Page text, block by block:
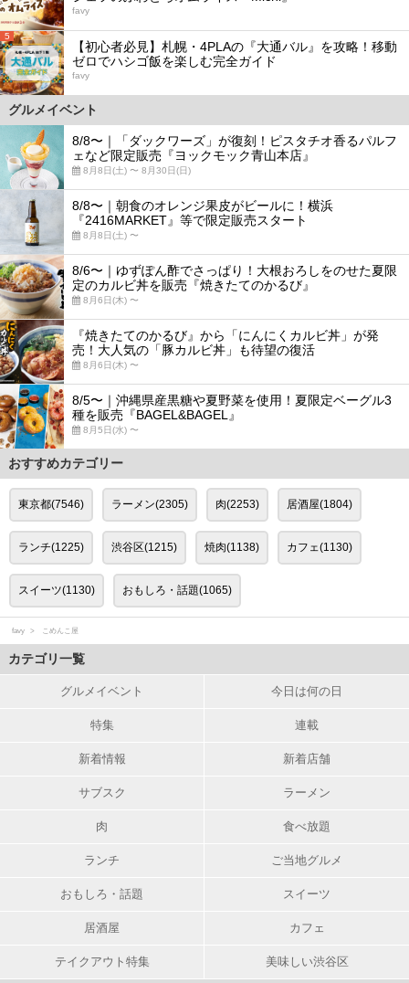
favy
5
【初心者必見】札幌・4PLAの『大通バル』を攻略！移動
ゼロでハシゴ飯を楽しむ完全ガイド
favy
グルメイベント
8/8〜｜「ダックワーズ」が復刻！ピスタチオ香るパルフ
ェなど限定販売『ヨックモック青山本店』
8月8日(土) 〜 8月30日(日)
8/8〜｜朝食のオレンジ果皮がビールに！横浜
『2416MARKET』等で限定販売スタート
8月8日(土) 〜
8/6〜｜ゆずぽん酢でさっぱり！大根おろしをのせた夏限
定のカルビ丼を販売『焼きたてのかるび』
8月6日(木) 〜
『焼きたてのかるび』から「にんにくカルビ丼」が発
売！大人気の「豚カルビ丼」も待望の復活
8月6日(木) 〜
8/5〜｜沖縄県産黒糖や夏野菜を使用！夏限定ベーグル3
種を販売『BAGEL&BAGEL』
8月5日(水) 〜
おすすめカテゴリー
東京都(7546) ラーメン(2305) 肉(2253) 居酒屋(1804)
ランチ(1225) 渋谷区(1215) 焼肉(1138) カフェ(1130)
スイーツ(1130) おもしろ・話題(1065)
favy こめんこ屋
カテゴリ一覧
グルメイベント 今日は何の日
特集 連載
新着情報 新着店舗
サブスク ラーメン
肉 食べ放題
ランチ ご当地グルメ
おもしろ・話題 スイーツ
居酒屋 カフェ
テイクアウト特集 美味しい渋谷区